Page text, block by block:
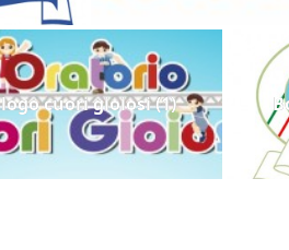
logo cuori gioiosi (1)